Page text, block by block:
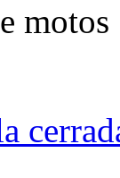
motos